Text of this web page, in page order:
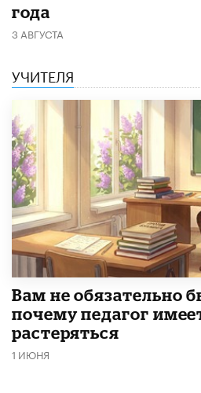
года
3 АВГУСТА
УЧИТЕЛЯ
​Вам не обязательно
почему педагог
растеряться
1 ИЮНЯ